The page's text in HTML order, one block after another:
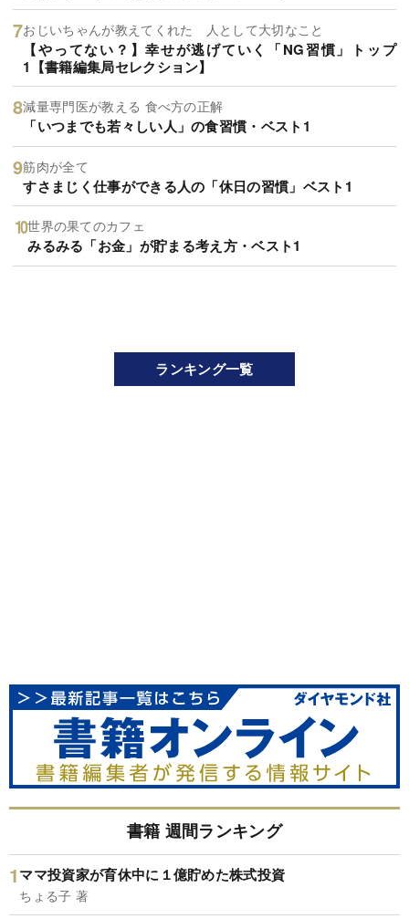
おじいちゃんが教えてくれた 人として大切なこと
【やってない？】幸せが逃げていく「NG習慣」トップ
1【書籍編集局セレクション】
減量専門医が教える 食べ方の正解
「いつまでも若々しい人」の食習慣・ベスト1
筋肉が全て
すさまじく仕事ができる人の「休日の習慣」ベスト1
世界の果てのカフェ
みるみる「お金」が貯まる考え方・ベスト1
ランキング一覧
書籍 週間ランキング
ママ投資家が育休中に１億貯めた株式投資
ちょる子 著